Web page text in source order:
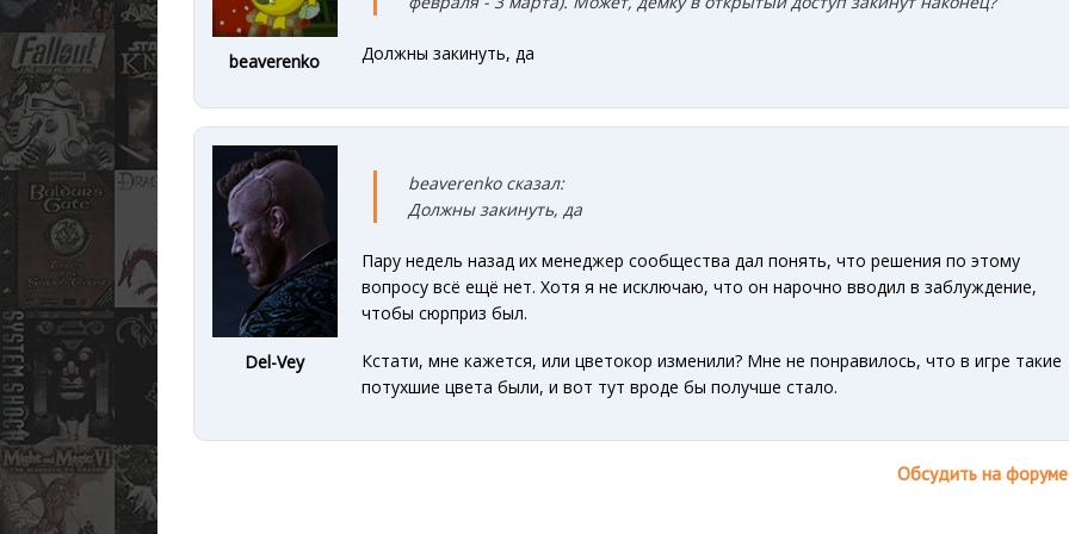
beaverenko Должны закинуть, да
Del-Vey
beaverenko сказал:
Должны закинуть, да
Пару недель назад их менеджер сообщества дал понять, что решения по этому
вопросу всё ещё нет. Хотя я не исключаю, что он нарочно вводил в заблуждение,
чтобы сюрприз был.
Кстати, мне кажется, или цветокор изменили? Мне не понравилось, что в игре такие
потухшие цвета были, и вот тут вроде бы получше стало.
Обсудить на